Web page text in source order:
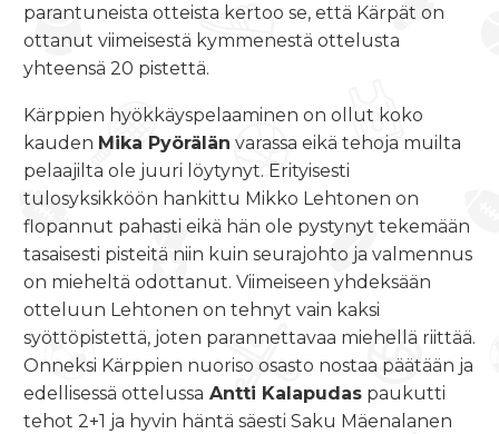
parantuneista otteista kertoo se, että Kärpät on
ottanut viimeisestä kymmenestä ottelusta
yhteensä 20 pistettä.
Kärppien hyökkäyspelaaminen on ollut koko
kauden Mika Pyörälän varassa eikä tehoja muilta
pelaajilta ole juuri löytynyt. Erityisesti
tulosyksikköön hankittu Mikko Lehtonen on
flopannut pahasti eikä hän ole pystynyt tekemään
tasaisesti pisteitä niin kuin seurajohto ja valmennus
on mieheltä odottanut. Viimeiseen yhdeksään
otteluun Lehtonen on tehnyt vain kaksi
syöttöpistettä, joten parannettavaa miehellä riittää.
Onneksi Kärppien nuoriso osasto nostaa päätään ja
edellisessä ottelussa Antti Kalapudas paukutti
tehot 2+1 ja hyvin häntä säesti Saku Mäenalanen